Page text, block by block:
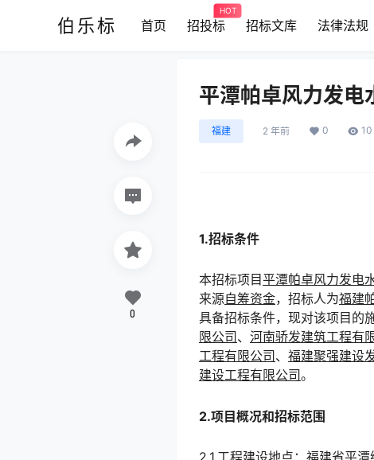
伯乐标 首页 招投标
HOT
招标文库 法律法规
平潭帕卓风力发电
福建 2 年前 0 10
1.招标条件
本招标项目平潭帕卓风力发电
来源自筹资金，招标人为福建
具备招标条件，现对该项目的
限公司 、 河南骄发建筑工程有
工程有限公司 、 福建聚强建设
建设工程有限公司。
2.项目概况和招标范围
2.1.工程建设地点： 福建省平潭
0